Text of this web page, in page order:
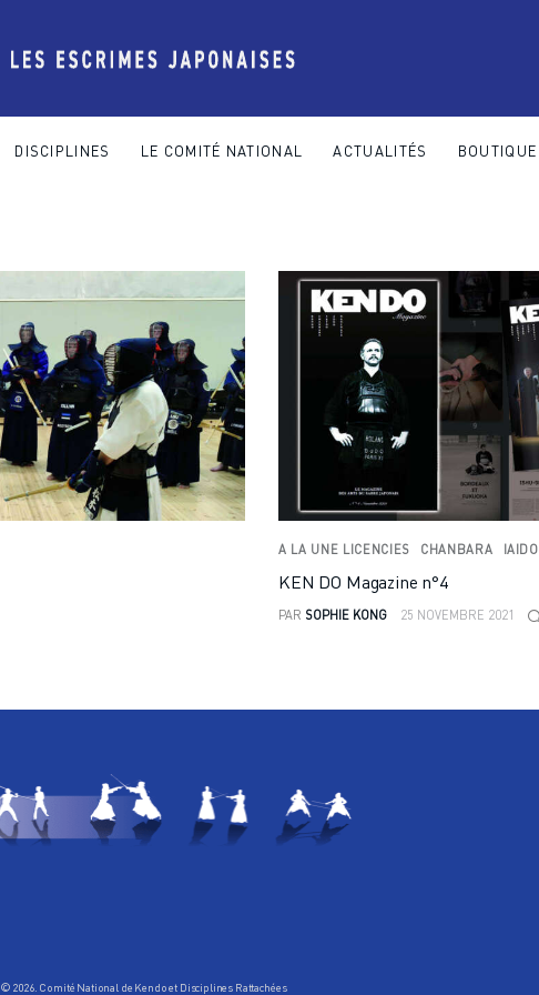
DISCIPLINES LE COMITÉ NATIONAL ACTUALITÉS BOUTIQUE
A LA UNE LICENCIES CHANBARA IAIDO
KEN DO Magazine n°4
PAR SOPHIE KONG 25 NOVEMBRE 2021
© 2026. Comité National de Kendo et Disciplines Rattachées